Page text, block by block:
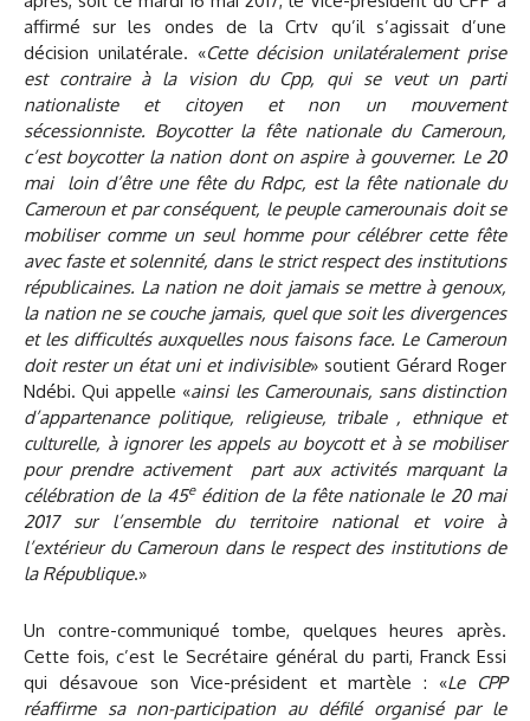
affirmé sur les ondes de la Crtv qu’il s’agissait d’une
décision unilatérale. «Cette décision unilatéralement prise
est contraire à la vision du Cpp, qui se veut un parti
nationaliste et citoyen et non un mouvement
sécessionniste. Boycotter la fête nationale du Cameroun,
c’est boycotter la nation dont on aspire à gouverner. Le 20
mai loin d’être une fête du Rdpc, est la fête nationale du
Cameroun et par conséquent, le peuple camerounais doit se
mobiliser comme un seul homme pour célébrer cette fête
avec faste et solennité, dans le strict respect des institutions
républicaines. La nation ne doit jamais se mettre à genoux,
la nation ne se couche jamais, quel que soit les divergences
et les difficultés auxquelles nous faisons face. Le Cameroun
doit rester un état uni et indivisible» soutient Gérard Roger
Ndébi. Qui appelle «ainsi les Camerounais, sans distinction
d’appartenance politique, religieuse, tribale , ethnique et
culturelle, à ignorer les appels au boycott et à se mobiliser
pour prendre activement part aux activités marquant la
célébration de la 45eédition de la fête nationale le 20 mai
2017 sur l’ensemble du territoire national et voire à
l’extérieur du Cameroun dans le respect des institutions de
la République.»
Un contre-communiqué tombe, quelques heures après.
Cette fois, c’est le Secrétaire général du parti, Franck Essi
qui désavoue son Vice-président et martèle : «Le CPP
réaffirme sa non-participation au défilé organisé par le